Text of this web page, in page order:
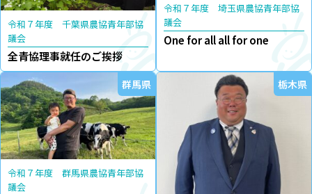
令和７年度 千葉県農協青年部協
議会
全青協理事就任のご挨拶
令和７年度 埼玉県農協青年部協
議会
One for all all for one
群馬県
令和７年度 群馬県農協青年部協
議会
栃木県